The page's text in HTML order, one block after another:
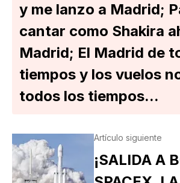
y me lanzo a Madrid;
cantar como Shakira
Madrid; El Madrid de
tiempos y los vuelos
todos los tiempos...
Artículo siguiente
¡SALIDA A